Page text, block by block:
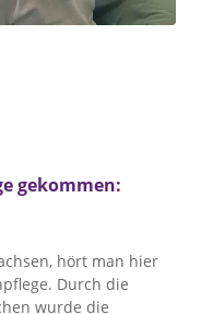
gekommen:
hört man hier
Durch die
wurde die